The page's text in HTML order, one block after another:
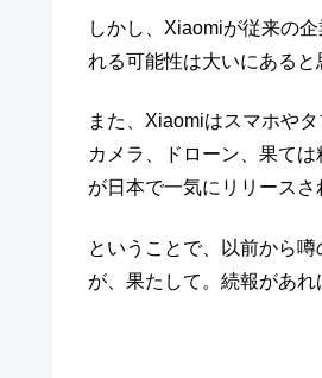
しかし、Xiaomiが従来の
れる可能性は大いにあると
また、Xiaomiはスマホや
カメラ、ドローン、果て
が日本で一気にリリース
ということで、以前から
が、果たして。続報があれ